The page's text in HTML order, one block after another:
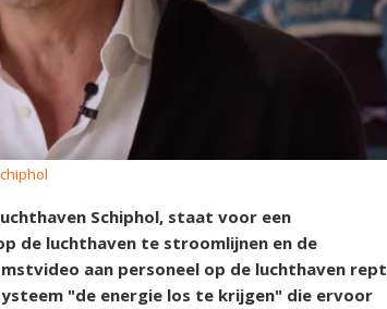
Schiphol, staat voor een
de luchthaven te stroomlijnen en de
aan personeel op de luchthaven rept
"de energie los te krijgen" die ervoor